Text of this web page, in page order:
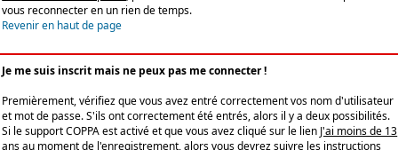
vous reconnecter en un rien de temps.
Revenir en haut de page
Je me suis inscrit mais ne peux pas me connecter !
Premièrement, vérifiez que vous avez entré correctement vos nom d'utilisateur
et mot de passe. S'ils ont correctement été entrés, alors il y a deux possibilités.
Si le support COPPA est activé et que vous avez cliqué sur le lien J'ai moins de 13
ansau moment de l'enregistrement, alors vous devrez suivre les instructions